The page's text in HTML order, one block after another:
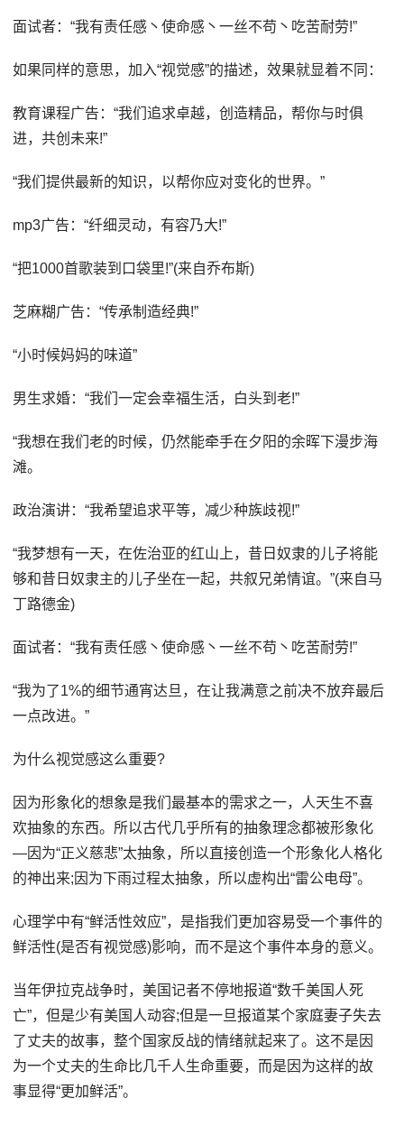
面试者：“我有责任感丶使命感丶一丝不苟丶吃苦耐劳!”
如果同样的意思，加入“视觉感”的描述，效果就显着不同：
教育课程广告：“我们追求卓越，创造精品，帮你与时俱
进，共创未来!”
“我们提供最新的知识，以帮你应对变化的世界。”
mp3广告：“纤细灵动，有容乃大!”
“把1000首歌装到口袋里!”(来自乔布斯)
芝麻糊广告：“传承制造经典!”
“小时候妈妈的味道”
男生求婚：“我们一定会幸福生活，白头到老!”
“我想在我们老的时候，仍然能牵手在夕阳的余晖下漫步海
滩。
政治演讲：“我希望追求平等，减少种族歧视!”
“我梦想有一天，在佐治亚的红山上，昔日奴隶的儿子将能
够和昔日奴隶主的儿子坐在一起，共叙兄弟情谊。”(来自马
丁路德金)
面试者：“我有责任感丶使命感丶一丝不苟丶吃苦耐劳!”
“我为了1%的细节通宵达旦，在让我满意之前决不放弃最后
一点改进。”
为什么视觉感这么重要?
因为形象化的想象是我们最基本的需求之一，人天生不喜
欢抽象的东西。所以古代几乎所有的抽象理念都被形象化
—因为“正义慈悲”太抽象，所以直接创造一个形象化人格化
的神出来;因为下雨过程太抽象，所以虚构出“雷公电母”。
心理学中有“鲜活性效应”，是指我们更加容易受一个事件的
鲜活性(是否有视觉感)影响，而不是这个事件本身的意义。
当年伊拉克战争时，美国记者不停地报道“数千美国人死
亡”，但是少有美国人动容;但是一旦报道某个家庭妻子失去
了丈夫的故事，整个国家反战的情绪就起来了。这不是因
为一个丈夫的生命比几千人生命重要，而是因为这样的故
事显得“更加鲜活”。